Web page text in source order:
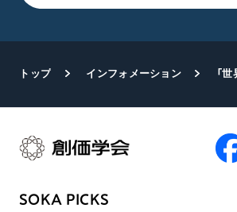
トップ インフォメーション
SOKA PICKS